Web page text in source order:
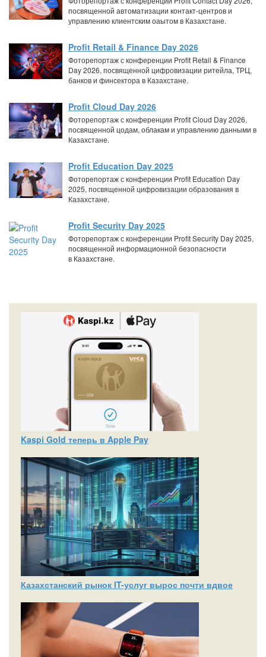
посвященной автоматизации контакт-центров и
управлению клиентским оаытом в Казахстане.
Profit Retail & Finance Day 2026
Фоторепортаж с конференции Profit Retail & Finance
Day 2026, посвященной цифровизации ритейла, ТРЦ,
банков и финсектора в Казахстане.
Profit Cloud Day 2026
Фоторепортаж с конференции Profit Cloud Day 2026,
посвященной цодам, облакам и управлению данными в
Казахстане.
Profit Education Day 2025
Фоторепортаж с конференции Profit Education Day
2025, посвященной цифровизации образования в
Казахстане.
Profit Security Day 2025
Фоторепортаж с конференции Profit Security Day 2025,
посвященной информационной безопасности
в Казахстане.
Kaspi Gold теперь в Apple Pay
Казахстанский рынок IT-услуг вырос почти вдвое